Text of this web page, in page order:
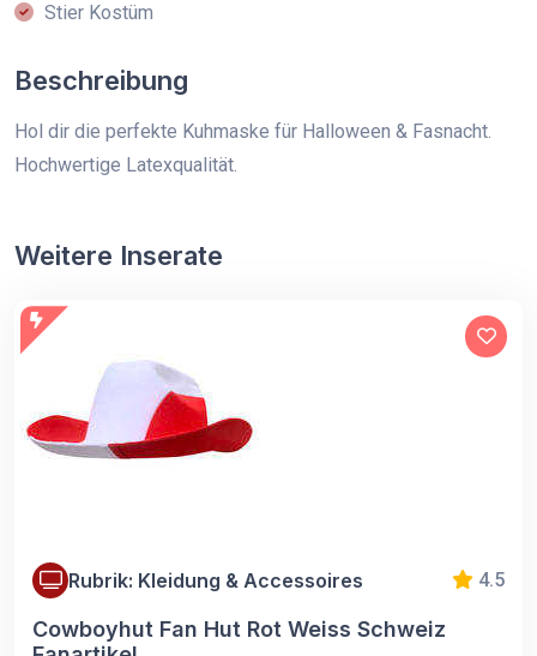
Stier Kostüm
Beschreibung
Hol dir die perfekte Kuhmaske für Halloween & Fasnacht.
Hochwertige Latexqualität.
Weitere Inserate
Rubrik: Kleidung & Accessoires 4.5
Cowboyhut Fan Hut Rot Weiss Schweiz